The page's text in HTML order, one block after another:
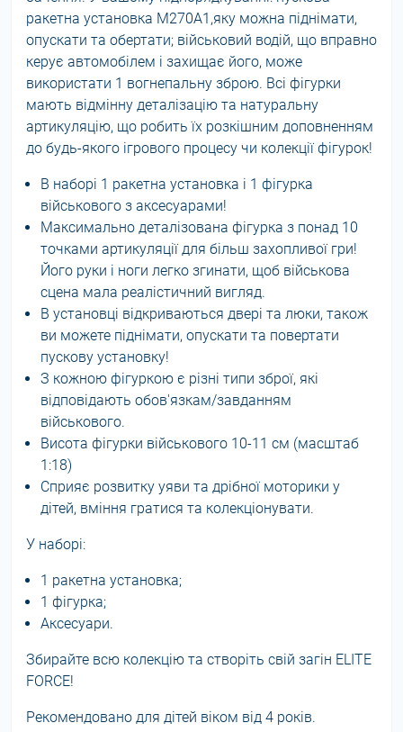
ракетна установка M270A1,яку можна піднімати,
опускати та обертати; військовий водій, що вправно
керує автомобілем і захищає його, може
використати 1 вогнепальну зброю. Всі фігурки
мають відмінну деталізацію та натуральну
артикуляцію, що робить їх розкішним доповненням
до будь-якого ігрового процесу чи колекції фігурок!
В наборі 1 ракетна установка і 1 фігурка
військового з аксесуарами!
Максимально деталізована фігурка з понад 10
точками артикуляції для більш захопливої гри!
Його руки і ноги легко згинати, щоб військова
сцена мала реалістичний вигляд.
В установці відкриваються двері та люки, також
ви можете піднімати, опускати та повертати
пускову установку!
З кожною фігуркою є різні типи зброї, які
відповідають обов'язкам/завданням
військового.
Висота фігурки військового 10-11 см (масштаб
1:18)
Сприяє розвитку уяви та дрібної моторики у
дітей, вміння гратися та колекціонувати.
У наборі:
1 ракетна установка;
1 фігурка;
Аксесуари.
Збирайте всю колекцію та створіть свій загін ELITE
FORCE!
Рекомендовано для дітей віком від 4 років.